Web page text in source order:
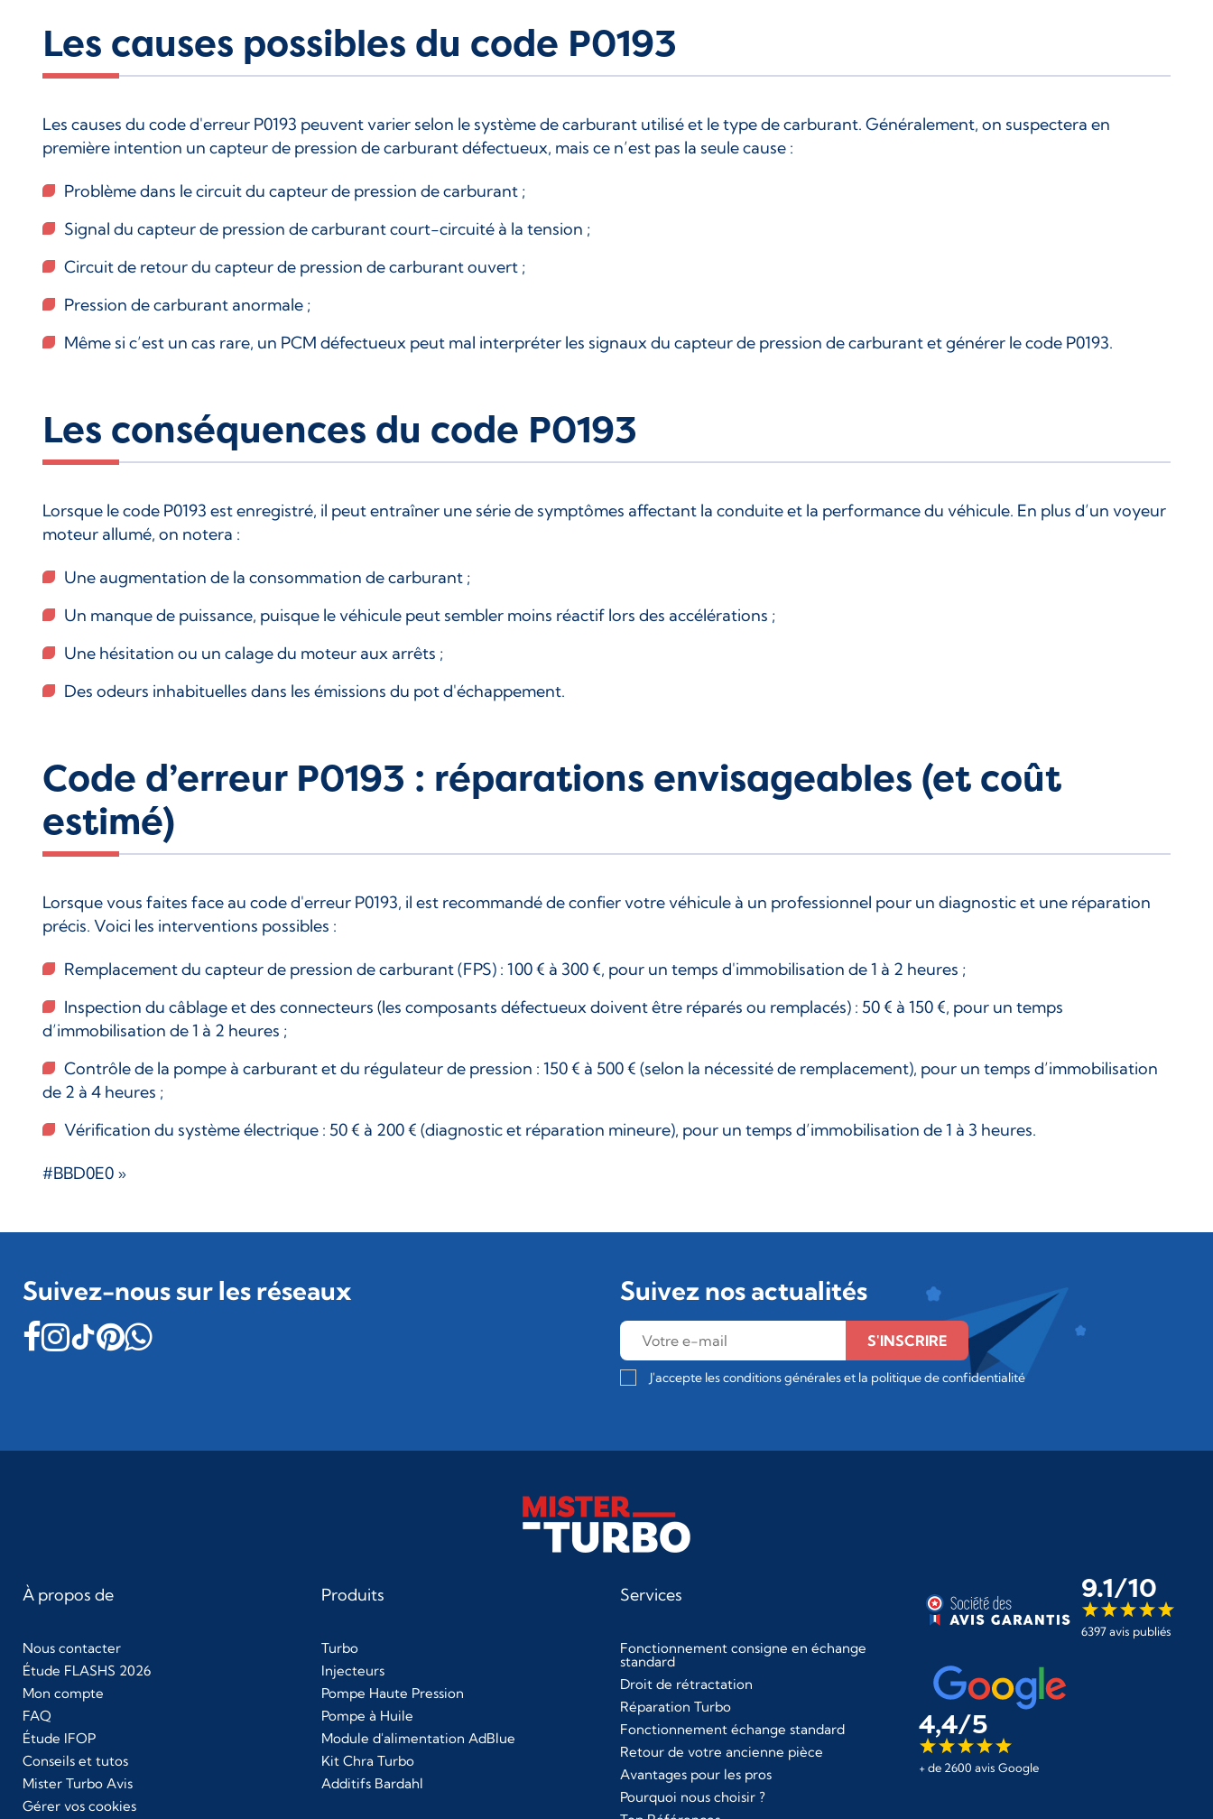
Les causes possibles du code P0193
Les causes du code d'erreur P0193 peuvent varier selon le système de carburant utilisé et le type de carburant. Généralement, on suspectera en
première intention un capteur de pression de carburant défectueux, mais ce n’est pas la seule cause :
Problème dans le circuit du capteur de pression de carburant ;
Signal du capteur de pression de carburant court-circuité à la tension ;
Circuit de retour du capteur de pression de carburant ouvert ;
Pression de carburant anormale ;
Même si c’est un cas rare, un PCM défectueux peut mal interpréter les signaux du capteur de pression de carburant et générer le code P0193.
Les conséquences du code P0193
Lorsque le code P0193 est enregistré, il peut entraîner une série de symptômes affectant la conduite et la performance du véhicule. En plus d’un voyeur
moteur allumé, on notera :
Une augmentation de la consommation de carburant ;
Un manque de puissance, puisque le véhicule peut sembler moins réactif lors des accélérations ;
Une hésitation ou un calage du moteur aux arrêts ;
Des odeurs inhabituelles dans les émissions du pot d'échappement.
Code d’erreur P0193 : réparations envisageables (et coût
estimé)
Lorsque vous faites face au code d'erreur P0193, il est recommandé de confier votre véhicule à un professionnel pour un diagnostic et une réparation
précis. Voici les interventions possibles :
Remplacement du capteur de pression de carburant (FPS) : 100 € à 300 €, pour un temps d'immobilisation de 1 à 2 heures ;
Inspection du câblage et des connecteurs (les composants défectueux doivent être réparés ou remplacés) : 50 € à 150 €, pour un temps
d’immobilisation de 1 à 2 heures ;
Contrôle de la pompe à carburant et du régulateur de pression : 150 € à 500 € (selon la nécessité de remplacement), pour un temps d’immobilisation
de 2 à 4 heures ;
Vérification du système électrique : 50 € à 200 € (diagnostic et réparation mineure), pour un temps d’immobilisation de 1 à 3 heures.
#BBD0E0 »
Suivez-nous sur les réseaux Suivez nos actualités
S'INSCRIRE
J'accepte les conditions générales et la politique de confidentialité
À propos de
Nous contacter
Étude FLASHS 2026
Mon compte
FAQ
Étude IFOP
Conseils et tutos
Mister Turbo Avis
Gérer vos cookies
Produits
Turbo
Injecteurs
Pompe Haute Pression
Pompe à Huile
Module d'alimentation AdBlue
Kit Chra Turbo
Additifs Bardahl
Services
Fonctionnement consigne en échange
standard
Droit de rétractation
Réparation Turbo
Fonctionnement échange standard
Retour de votre ancienne pièce
Avantages pour les pros
Pourquoi nous choisir ?
9.1/10
6397 avis publiés
4,4/5
+ de 2600 avis Google